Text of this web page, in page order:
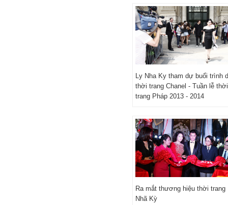
Ly Nha Ky tham dự buổi trình
thời trang Chanel - Tuần lễ thời
trang Pháp 2013 - 2014
Ra mắt thương hiệu thời trang
Nhã Kỳ